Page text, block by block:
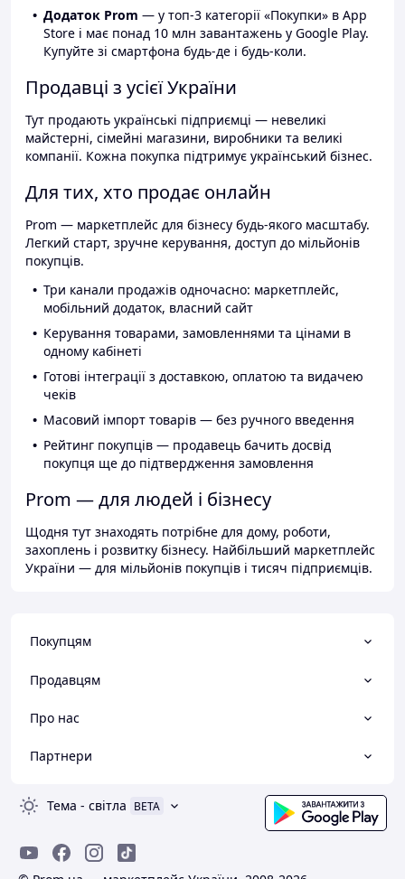
Додаток Prom — у топ-3 категорії «Покупки» в App
Store і має понад 10 млн завантажень у Google Play.
Купуйте зі смартфона будь-де і будь-коли.
Продавці з усієї України
Тут продають українські підприємці — невеликі
майстерні, сімейні магазини, виробники та великі
компанії. Кожна покупка підтримує український бізнес.
Для тих, хто продає онлайн
Prom — маркетплейс для бізнесу будь-якого масштабу.
Легкий старт, зручне керування, доступ до мільйонів
покупців.
Три канали продажів одночасно: маркетплейс,
мобільний додаток, власний сайт
Керування товарами, замовленнями та цінами в
одному кабінеті
Готові інтеграції з доставкою, оплатою та видачею
чеків
Масовий імпорт товарів — без ручного введення
Рейтинг покупців — продавець бачить досвід
покупця ще до підтвердження замовлення
Prom — для людей і бізнесу
Щодня тут знаходять потрібне для дому, роботи,
захоплень і розвитку бізнесу. Найбільший маркетплейс
України — для мільйонів покупців і тисяч підприємців.
Покупцям
Продавцям
Про нас
Партнери
Тема - світла BETA